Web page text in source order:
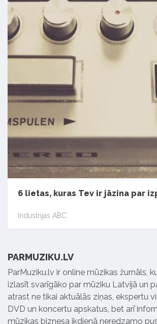
6 lietas, kuras Tev ir jāzina par
Industrijas ABC
PARMUZIKU.LV
ParMuziku.lv ir online mūzikas žurnāls,
izlasīt svarīgāko par mūziku Latvijā un
atrast ne tikai aktuālās ziņas, ekspertu
DVD un koncertu apskatus, bet arī
mūzikas biznesa ikdienā neredzamo